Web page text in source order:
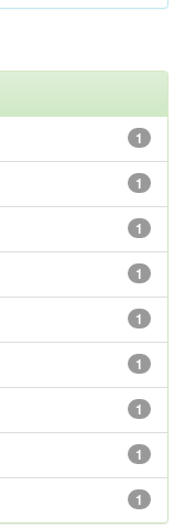
1
1
1
1
1
1
1
1
1